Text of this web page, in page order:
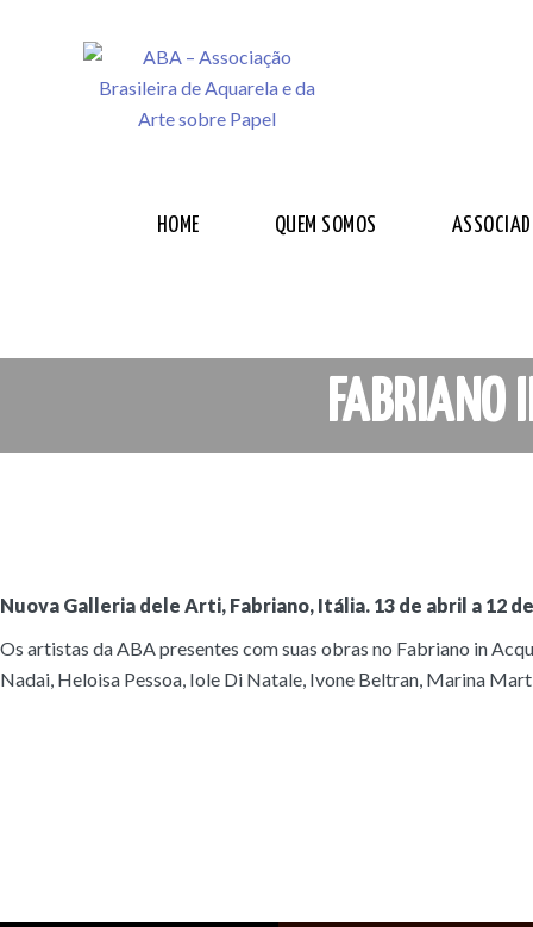
HOME QUEM SOMOS
Nuova Galleria dele Arti, Fabriano, Itália. 13 de abril a 12
Os artistas da ABA presentes com suas obras no Fabriano in
Nadai, Heloisa Pessoa, Iole Di Natale, Ivone Beltran, Marina